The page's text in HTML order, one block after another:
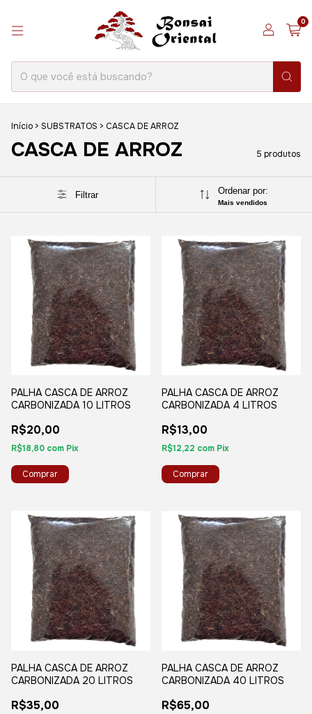
0
Início > SUBSTRATOS > CASCA DE ARROZ
CASCA DE ARROZ 5 produtos
Filtrar Ordenar por:
Mais vendidos
PALHA CASCA DE ARROZ
CARBONIZADA 10 LITROS
R$20,00
R$18,80 com Pix
PALHA CASCA DE ARROZ
CARBONIZADA 4 LITROS
R$13,00
R$12,22 com Pix
PALHA CASCA DE ARROZ
CARBONIZADA 20 LITROS
R$35,00
PALHA CASCA DE ARROZ
CARBONIZADA 40 LITROS
R$65,00